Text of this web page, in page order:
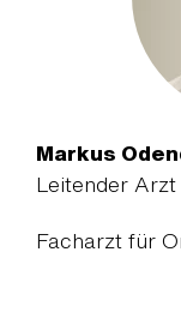
Markus
Leitender
Facharzt für